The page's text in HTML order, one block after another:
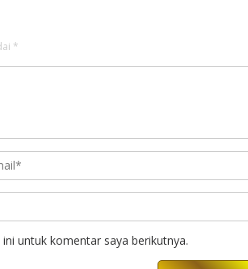
*
untuk komentar saya berikutnya.